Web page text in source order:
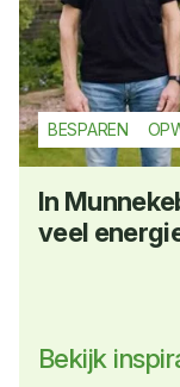
BESPAREN
In
veel
Bekijk